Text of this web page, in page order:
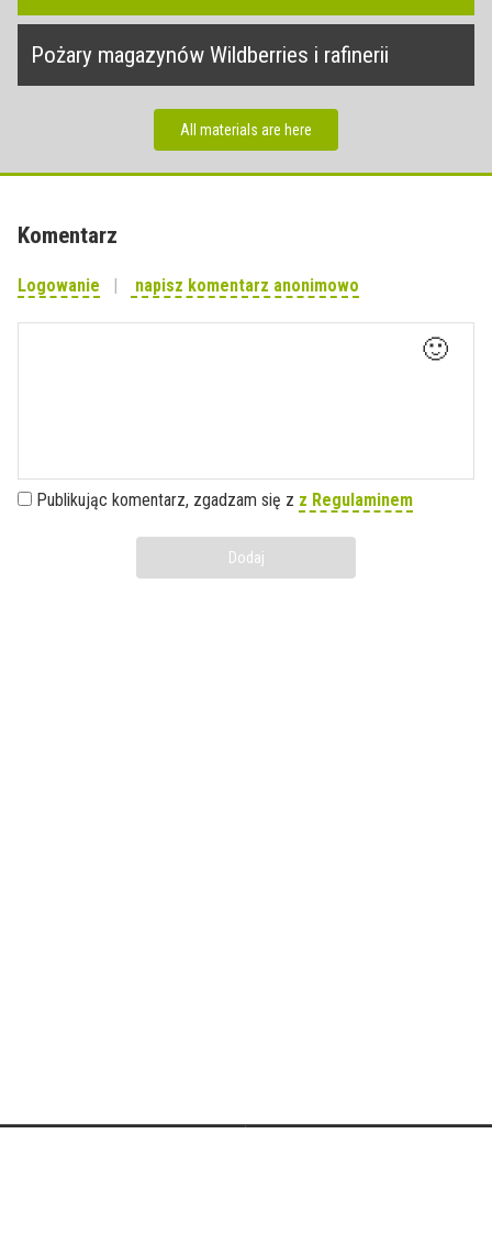
Pożary magazynów Wildberries i rafinerii
All materials are here
Komentarz
Logowanie napisz komentarz anonimowo
🙂
Publikując komentarz, zgadzam się z z Regulaminem
Dodaj